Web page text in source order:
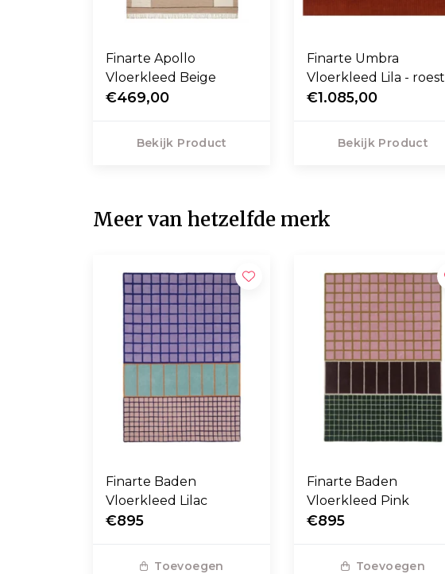
Finarte Apollo
Vloerkleed Beige
€469,00
Bekijk Product
Finarte Umbra
Vloerkleed Lila - roest
€1.085,00
Bekijk Product
Meer van hetzelfde merk
Finarte Baden
Vloerkleed Lilac
€895
Toevoegen
Finarte Baden
Vloerkleed Pink
€895
Toevoegen